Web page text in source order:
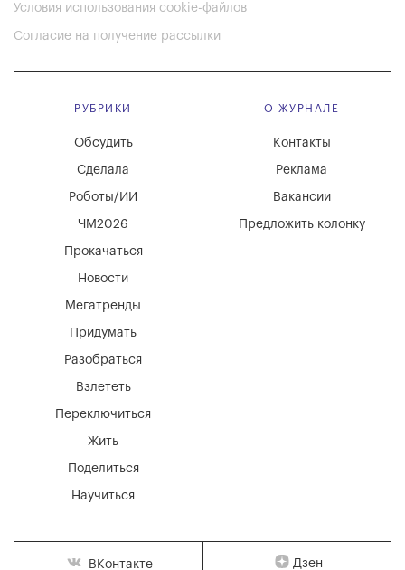
Условия использования cookie-файлов
Согласие на получение рассылки
РУБРИКИ
Мегатренды
Придумать
Разобраться
Взлететь
Новости
Переключиться
Жить
Поделиться
Научиться
Обсудить
Сделала
Роботы/ИИ
ЧМ2026
Прокачаться
О ЖУРНАЛЕ
Вакансии
Реклама
Контакты
Предложить колонку
ВКонтакте Дзен